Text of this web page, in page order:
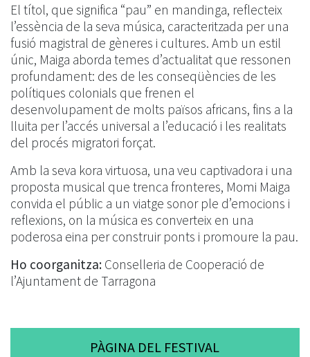
El títol, que significa “pau” en mandinga, reflecteix
l’essència de la seva música, caracteritzada per una
fusió magistral de gèneres i cultures. Amb un estil
únic, Maiga aborda temes d’actualitat que ressonen
profundament: des de les conseqüències de les
polítiques colonials que frenen el
desenvolupament de molts països africans, fins a la
lluita per l’accés universal a l’educació i les realitats
del procés migratori forçat.
Amb la seva kora virtuosa, una veu captivadora i una
proposta musical que trenca fronteres, Momi Maiga
convida el públic a un viatge sonor ple d’emocions i
reflexions, on la música es converteix en una
poderosa eina per construir ponts i promoure la pau.
Ho coorganitza: Conselleria de Cooperació de
l’Ajuntament de Tarragona
PÀGINA DEL FESTIVAL